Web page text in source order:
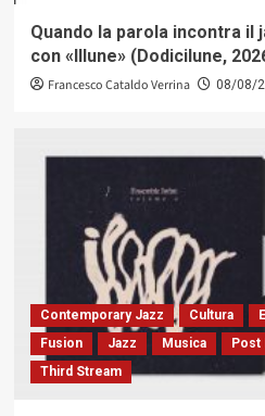
Quando la parola incontra il
con «Illune» (Dodicilune,
Francesco Cataldo Verrina 08/08/
Contemporary Jazz Cultura
Fusion
Jazz Musica Post
Third Stream